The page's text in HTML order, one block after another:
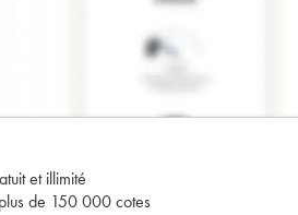
et illimité
de 150 000 cotes